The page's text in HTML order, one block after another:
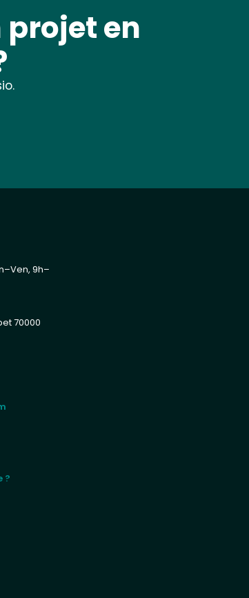
projet en
9h–
70000
?